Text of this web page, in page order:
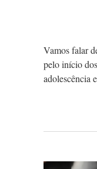
Vamos falar
pelo início
adolescência